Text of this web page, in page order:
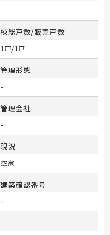
棟総戸数/販売戸数
1戸/1戸
管理形態
-
管理会社
-
現況
空家
建築確認番号
-